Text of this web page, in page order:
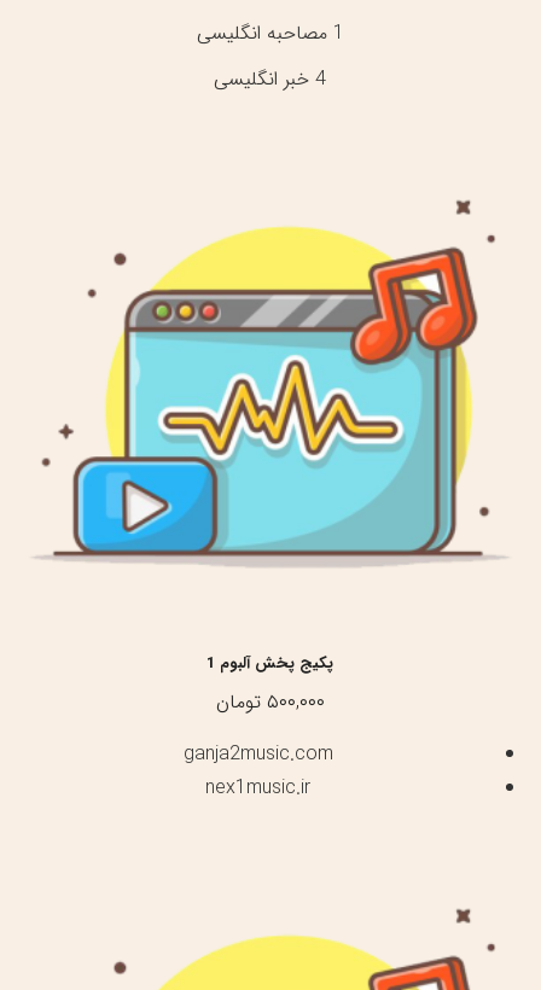
1 مصاحبه انگلیسی
4 خبر انگلیسی
پکیج پخش آلبوم 1
۵۰۰,۰۰۰ تومان
ganja2music.com
nex1music.ir